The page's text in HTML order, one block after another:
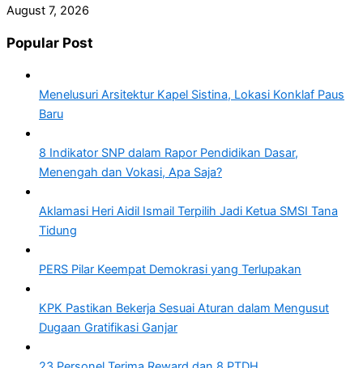
August 7, 2026
Popular Post
Menelusuri Arsitektur Kapel Sistina, Lokasi Konklaf Paus
Baru
8 Indikator SNP dalam Rapor Pendidikan Dasar,
Menengah dan Vokasi, Apa Saja?
Aklamasi Heri Aidil Ismail Terpilih Jadi Ketua SMSI Tana
Tidung
PERS Pilar Keempat Demokrasi yang Terlupakan
KPK Pastikan Bekerja Sesuai Aturan dalam Mengusut
Dugaan Gratifikasi Ganjar